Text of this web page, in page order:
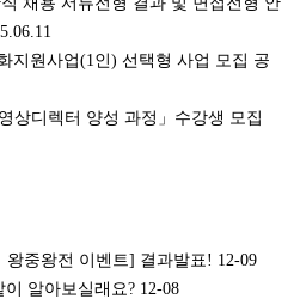
지원사업(1인) 선택형 사업 모집 공
상디렉터 양성 과정」수강생 모집
중왕전 이벤트] 결과발표! 12-09
알아보실래요? 12-08